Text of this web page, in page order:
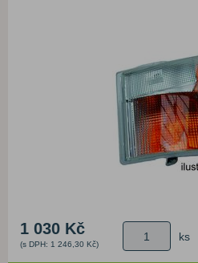
1 030 Kč
(s DPH: 1 246,30 Kč)
ks